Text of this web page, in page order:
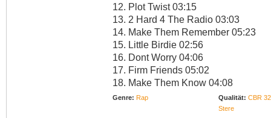
12. Plot Twist 03:15
13. 2 Hard 4 The Radio 03:03
14. Make Them Remember 05:23
15. Little Birdie 02:56
16. Dont Worry 04:06
17. Firm Friends 05:02
18. Make Them Know 04:08
Genre: Rap Qualität: CBR
Stere